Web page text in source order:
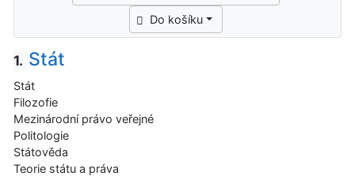
Do košíku
1. Stát
Stát
Filozofie
Mezinárodní právo veřejné
Politologie
Státověda
Teorie státu a práva